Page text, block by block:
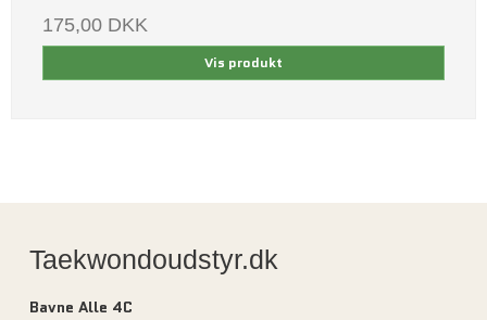
175,00 DKK
Vis produkt
Taekwondoudstyr.dk
Bavne Alle 4C